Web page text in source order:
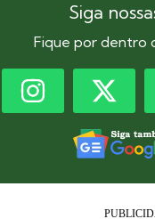
Siga
Fique por dentro